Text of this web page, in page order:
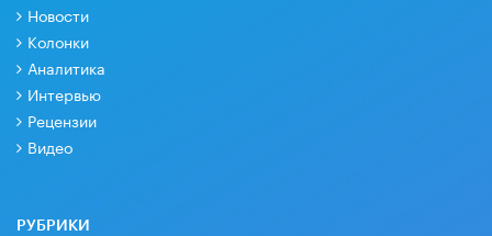
Новости
Колонки
Аналитика
Интервью
Рецензии
Видео
РУБРИКИ